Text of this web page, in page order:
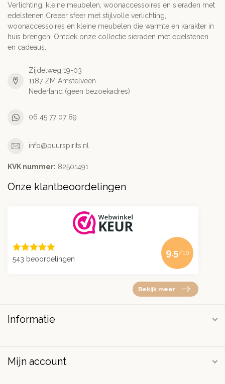
Verlichting, kleine meubelen, woonaccessoires en sieraden met
edelstenen Creëer sfeer met stijlvolle verlichting,
woonaccessoires en kleine meubelen die warmte en karakter in
huis brengen. Ontdek onze collectie sieraden met edelstenen
en cadeaus.
Zijdelweg 19-03
1187 ZM Amstelveen
Nederland (geen bezoekadres)
06 45 77 07 89
info@puurspirits.nl
KVK nummer: 82501491
Onze klantbeoordelingen
543 beoordelingen
9.5/10
Bekijk meer
Informatie
Mijn account